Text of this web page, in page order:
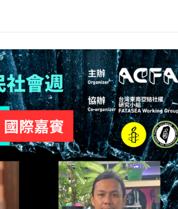
到及入場。